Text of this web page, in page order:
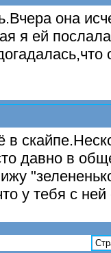
она
я ей
в
давно в
у тебя с ней